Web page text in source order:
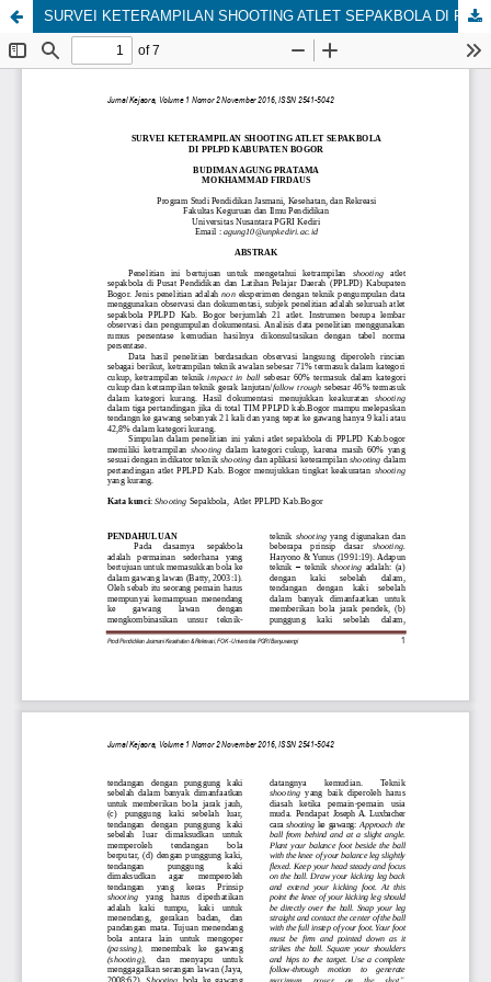
SURVEI KETERAMPILAN SHOOTING ATLET SEPAKBOLA DI PPLPD KABUPATEN BOGOR